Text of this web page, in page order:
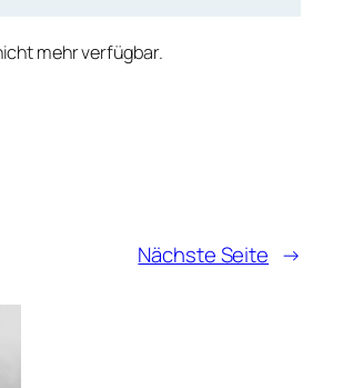
mehr verfügbar.
Nächste Seite →